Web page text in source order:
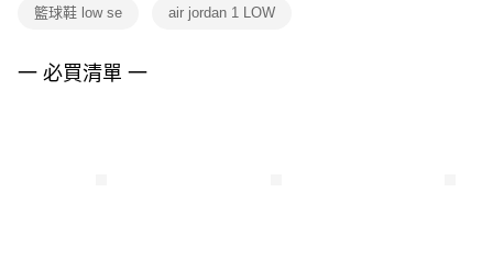
３．未成年的使用者請事先徵得法定代理人或監護人之同意方可使用
４．使用「AFTEE先享後付」時，將依據個別帳號之用戶狀況，依本公司即
籃球鞋 low se air jordan 1 LOW
一 必買清單 一